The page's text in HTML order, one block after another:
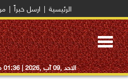
الرئيسية ارسل خبراً
Toggle
navigation
الاحد ,09 آب ,2026 | 01:36 م